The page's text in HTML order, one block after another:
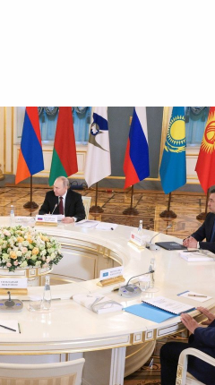
и заявления
для СМИ
Садыру Жапарову